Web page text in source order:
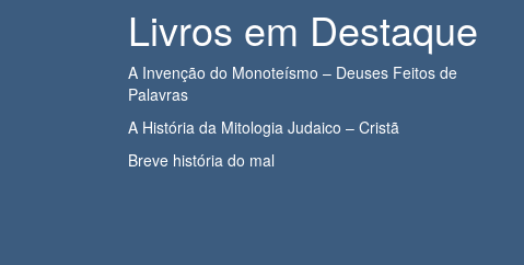
Livros em Destaque
A Invenção do Monoteísmo – Deuses Feitos de
Palavras
A História da Mitologia Judaico – Cristã
Breve história do mal